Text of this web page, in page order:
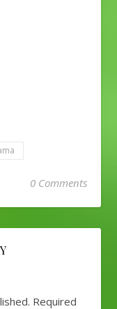
0 Comments
Required